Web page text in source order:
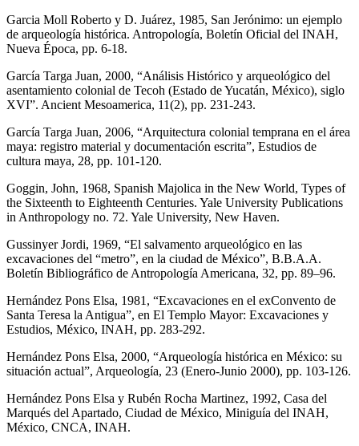
Garcia Moll Roberto y D. Juárez, 1985, San Jerónimo: un ejemplo
de arqueología histórica. Antropología, Boletín Oficial del INAH,
Nueva Época, pp. 6-18.
García Targa Juan, 2000, “Análisis Histórico y arqueológico del
asentamiento colonial de Tecoh (Estado de Yucatán, México), siglo
XVI”. Ancient Mesoamerica, 11(2), pp. 231-243.
García Targa Juan, 2006, “Arquitectura colonial temprana en el área
maya: registro material y documentación escrita”, Estudios de
cultura maya, 28, pp. 101-120.
Goggin, John, 1968, Spanish Majolica in the New World, Types of
the Sixteenth to Eighteenth Centuries. Yale University Publications
in Anthropology no. 72. Yale University, New Haven.
Gussinyer Jordi, 1969, “El salvamento arqueológico en las
excavaciones del “metro”, en la ciudad de México”, B.B.A.A.
Boletín Bibliográfico de Antropología Americana, 32, pp. 89–96.
Hernández Pons Elsa, 1981, “Excavaciones en el exConvento de
Santa Teresa la Antigua”, en El Templo Mayor: Excavaciones y
Estudios, México, INAH, pp. 283-292.
Hernández Pons Elsa, 2000, “Arqueología histórica en México: su
situación actual”, Arqueología, 23 (Enero-Junio 2000), pp. 103-126.
Hernández Pons Elsa y Rubén Rocha Martinez, 1992, Casa del
Marqués del Apartado, Ciudad de México, Miniguía del INAH,
México, CNCA, INAH.